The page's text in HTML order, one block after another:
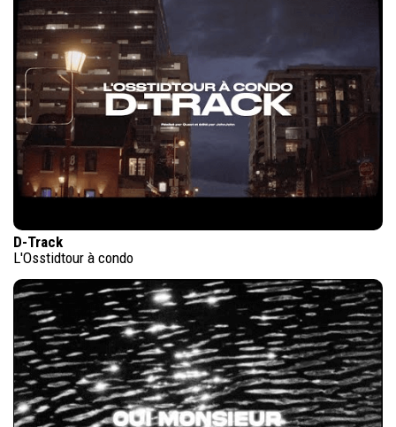
D-Track
L'Osstidtour à condo